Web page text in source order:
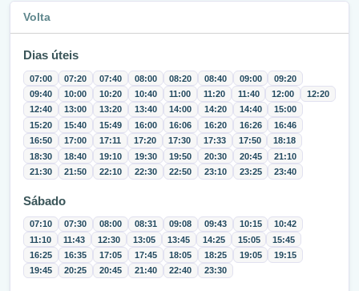
Volta
Dias úteis
07:00 07:20 07:40 08:00 08:20 08:40 09:00
09:20
09:40
10:00 10:20 10:40 11:00 11:20 11:40 12:00
12:20
12:40
13:00 13:20 13:40 14:00 14:20 14:40
15:00
15:20
15:40 15:49 16:00 16:06 16:20 16:26
16:46
16:50
17:00 17:11 17:20 17:30 17:33 17:50
18:18
18:30
18:40 19:10 19:30 19:50 20:30 20:45
21:10
21:30
21:50 22:10 22:30 22:50 23:10 23:25 23:40
Sábado
07:10 07:30 08:00 08:31 09:08 09:43 10:15
10:42
11:10
11:43 12:30 13:05 13:45 14:25 15:05
15:45
16:25
16:35 17:05 17:45 18:05 18:25 19:05
19:15
19:45
20:25 20:45 21:40 22:40 23:30